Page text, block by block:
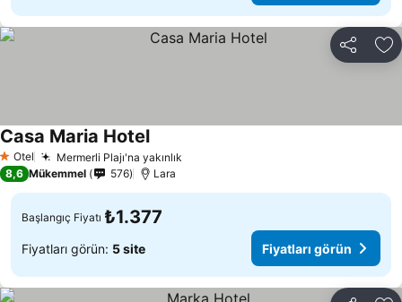
Paylaş
1 Yıldız
Otel Mermerli Plajı'na yakınlık
Casa Maria Hotel
8,6 Mükemmel 576 Lara
Başlangıç Fiyatı ₺1.377
Fiyatları görün: 5 site Fiyatları görün